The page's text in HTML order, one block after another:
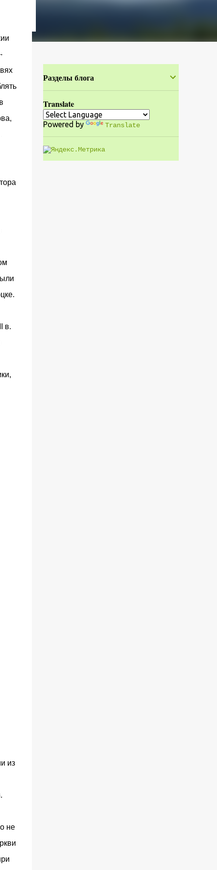
в.
из
не
Разделы блога
Translate
Powered by Translate